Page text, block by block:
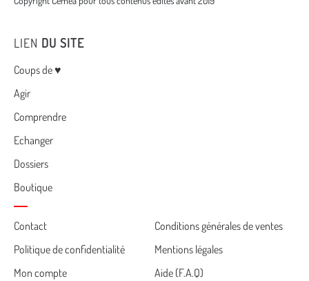
LIEN DU SITE
Menu
Coups de ♥
Agir
Comprendre
Echanger
Dossiers
Boutique
Cemea
footer
Contact
Conditions générales de ventes
Politique de confidentialité
Mentions légales
Mon compte
Aide (F.A.Q)